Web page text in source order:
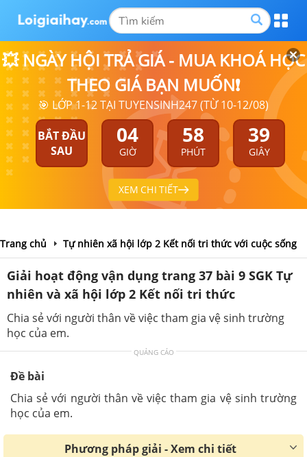
💥 NGÀY HỘI TRẢ GIÁ - MUA KHOÁ HỌC
THEO GIÁ BẠN MUỐN❗
🎯 LỚP 1-12 TẠI TUYENSINH247 (TỪ 10-12/08)
BẮT ĐẦU
SAU
04
GIỜ
58
PHÚT
39
GIÂY
XEM CHI TIẾT
Trang chủ Tự nhiên xã hội lớp 2 Kết nối tri thức với cuộc sống
Giải hoạt động vận dụng trang 37 bài 9 SGK Tự
nhiên và xã hội lớp 2 Kết nối tri thức
Chia sẻ với người thân về việc tham gia vệ sinh trường
học của em.
QUẢNG CÁO
Đề bài
Chia sẻ với người thân về việc tham gia vệ sinh trường
học của em.
Phương pháp giải - Xem chi tiết